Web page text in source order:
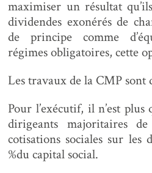
maximiser un résultat
dividendes exonérés de
de principe comme
régimes obligatoires, cette
Les travaux de la CMP sont
Pour l’exécutif, il n’est plus
dirigeants majoritaires
cotisations sociales sur les
%du capital social.